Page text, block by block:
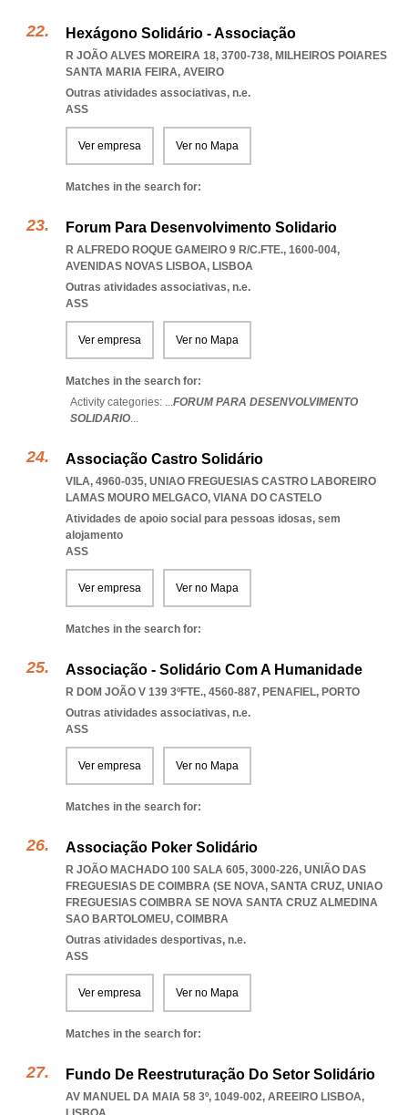
Hexágono Solidário - Associação
R JOÃO ALVES MOREIRA 18, 3700-738, MILHEIROS POIARES
SANTA MARIA FEIRA, AVEIRO
Outras atividades associativas, n.e.
ASS
Ver empresa Ver no Mapa
Matches in the search for:
Forum Para Desenvolvimento Solidario
R ALFREDO ROQUE GAMEIRO 9 R/C.FTE., 1600-004,
AVENIDAS NOVAS LISBOA, LISBOA
Outras atividades associativas, n.e.
ASS
Ver empresa Ver no Mapa
Matches in the search for:
Activity categories: ...FORUM PARA DESENVOLVIMENTO
SOLIDARIO...
Associação Castro Solidário
VILA, 4960-035, UNIAO FREGUESIAS CASTRO LABOREIRO
LAMAS MOURO MELGACO, VIANA DO CASTELO
Atividades de apoio social para pessoas idosas, sem
alojamento
ASS
Ver empresa Ver no Mapa
Matches in the search for:
Associação - Solidário Com A Humanidade
R DOM JOÃO V 139 3ºFTE., 4560-887, PENAFIEL, PORTO
Outras atividades associativas, n.e.
ASS
Ver empresa Ver no Mapa
Matches in the search for:
Associação Poker Solidário
R JOÃO MACHADO 100 SALA 605, 3000-226, UNIÃO DAS
FREGUESIAS DE COIMBRA (SE NOVA, SANTA CRUZ, UNIAO
FREGUESIAS COIMBRA SE NOVA SANTA CRUZ ALMEDINA
SAO BARTOLOMEU, COIMBRA
Outras atividades desportivas, n.e.
ASS
Ver empresa Ver no Mapa
Matches in the search for:
Fundo De Reestruturação Do Setor Solidário
AV MANUEL DA MAIA 58 3º, 1049-002, AREEIRO LISBOA,